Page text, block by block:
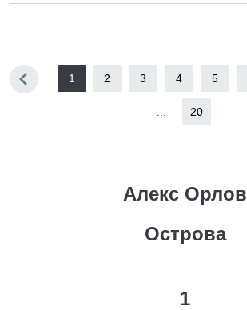
1 2 3 4 5
20
Алекс Орлов
Острова
1